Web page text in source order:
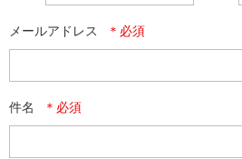
メールアドレス
件名